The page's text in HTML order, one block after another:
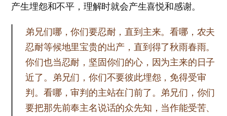
产生埋怨和不平，理解时就会产生喜悦和感谢。
弟兄们哪，你们要忍耐，直到主来。看哪，农夫
忍耐等候地里宝贵的出产，直到得了秋雨春雨。
你们也当忍耐，坚固你们的心，因为主来的日子
近了。弟兄们，你们不要彼此埋怨，免得受审
判。看哪，审判的主站在门前了。弟兄们，你们
要把那先前奉主名说话的众先知，当作能受苦、